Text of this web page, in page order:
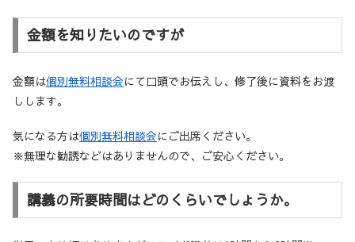
金額を知りたいのですが
金額は個別無料相談会にて口頭でお伝えし、修了後に資料をお渡
しします。
気になる方は個別無料相談会にご出席ください。
※無理な勧誘などはありませんので、ご安心ください。
講義の所要時間はどのくらいでしょうか。